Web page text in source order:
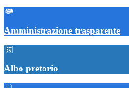
Amministrazione trasparente
Albo pretorio